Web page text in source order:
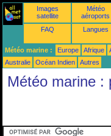
Images
satellite
Météo
aéroports
FAQ Langues
Météo marine : Europe Afrique
Australie
Océan Indien Autres
Météo marine :